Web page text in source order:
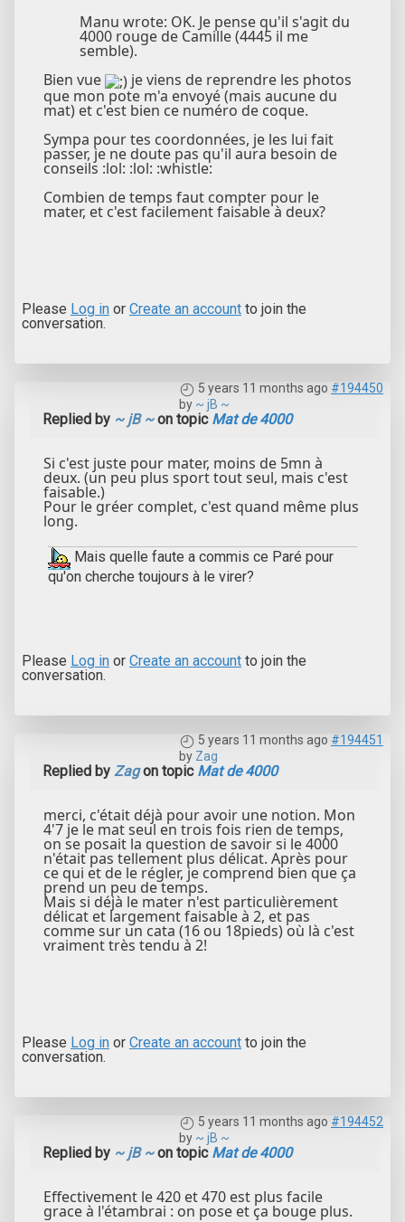
Manu wrote: OK. Je pense qu'il s'agit du
4000 rouge de Camille (4445 il me
semble).
Bien vue
je viens de reprendre les photos
que mon pote m'a envoyé (mais aucune du
mat) et c'est bien ce numéro de coque.
Sympa pour tes coordonnées, je les lui fait
passer, je ne doute pas qu'il aura besoin de
conseils :lol: :lol: :whistle:
Combien de temps faut compter pour le
mater, et c'est facilement faisable à deux?
Please Log in or Create an account to join the
conversation.
5 years 11 months ago #194450
by ~ jB ~
Replied by ~ jB ~on topic Mat de 4000
Si c'est juste pour mater, moins de 5mn à
deux. (un peu plus sport tout seul, mais c'est
faisable.)
Pour le gréer complet, c'est quand même plus
long.
Mais quelle faute a commis ce Paré pour
qu'on cherche toujours à le virer?
Please Log in or Create an account to join the
conversation.
5 years 11 months ago #194451
by Zag
Replied by Zagon topic Mat de 4000
merci, c'était déjà pour avoir une notion. Mon
4'7 je le mat seul en trois fois rien de temps,
on se posait la question de savoir si le 4000
n'était pas tellement plus délicat. Après pour
ce qui et de le régler, je comprend bien que ça
prend un peu de temps.
Mais si déjà le mater n'est particulièrement
délicat et largement faisable à 2, et pas
comme sur un cata (16 ou 18pieds) où là c'est
vraiment très tendu à 2!
Please Log in or Create an account to join the
conversation.
5 years 11 months ago #194452
by ~ jB ~
Replied by ~ jB ~on topic Mat de 4000
Effectivement le 420 et 470 est plus facile
grace à l'étambrai : on pose et ça bouge plus.